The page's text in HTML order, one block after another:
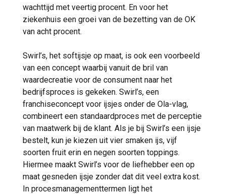
wachttijd met veertig procent. En voor het
ziekenhuis een groei van de bezetting van de OK
van acht procent.
Swirl’s, het softijsje op maat, is ook een voorbeeld
van een concept waarbij vanuit de bril van
waardecreatie voor de consument naar het
bedrijfsproces is gekeken. Swirl’s, een
franchiseconcept voor ijsjes onder de Ola-vlag,
combineert een standaardproces met de perceptie
van maatwerk bij de klant. Als je bij Swirl’s een ijsje
bestelt, kun je kiezen uit vier smaken ijs, vijf
soorten fruit erin en negen soorten toppings.
Hiermee maakt Swirl’s voor de liefhebber een op
maat gesneden ijsje zonder dat dit veel extra kost.
In procesmanagementtermen ligt het